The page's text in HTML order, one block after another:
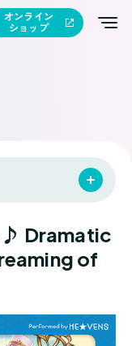
オンライン
ショップ
♪ Dramatic
of